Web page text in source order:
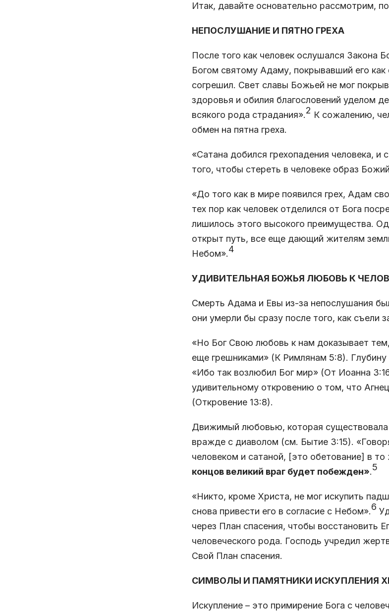
Итак, давайте основательно рассмотрим,
НЕПОСЛУШАНИЕ И ПЯТНО ГРЕХА
После того как человек ослушался Закона
Богом святому Адаму, покрывавший его как
согрешил. Свет славы Божьей не мог
здоровья и обилия благословений уделом
всякого рода страдания».2 К сожалению,
обмен на пятна греха.
«Сатана добился грехопадения человека, и
того, чтобы стереть в человеке образ
«До того как в мире появился грех, Адам
тех пор как человек отделился от Бога
лишилось этого высокого преимущества.
открыт путь, все еще дающий жителям
Небом».4
УДИВИТЕЛЬНАЯ БОЖЬЯ ЛЮБОВЬ К
Смерть Адама и Евы из-за непослушания
они умерли бы сразу после того, как съели
«Но Бог Свою любовь к нам доказывает
еще грешниками» (К Римлянам 5:8).
«Ибо так возлюбил Бог мир» (От Иоанна
удивительному откровению о том, что
(Откровение 13:8).
Движимый любовью, которая
вражде с диаволом (см. Бытие 3:15).
человеком и сатаной, [это обетование] в
концов великий враг будет побежден».5
«Никто, кроме Христа, не мог искупить
снова привести его в согласие с Небом».6
через План спасения, чтобы восстановить
человеческого рода. Господь учредил
Свой План спасения.
СИМВОЛЫ И ПАМЯТНИКИ ИСКУПЛЕНИЯ
Искупление – это примирение Бога с